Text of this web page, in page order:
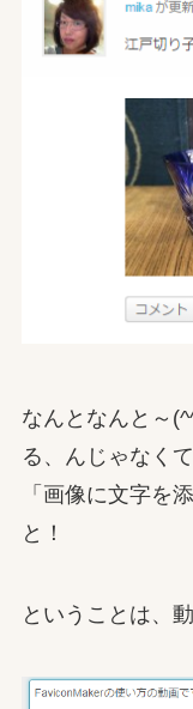
なんとなんと～
る、んじゃなく
「画像に文字を
と！
ということは、